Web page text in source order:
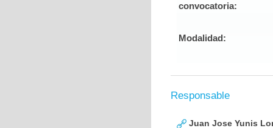
convocatoria:
Modalidad:
Responsable
Juan Jose Yunis